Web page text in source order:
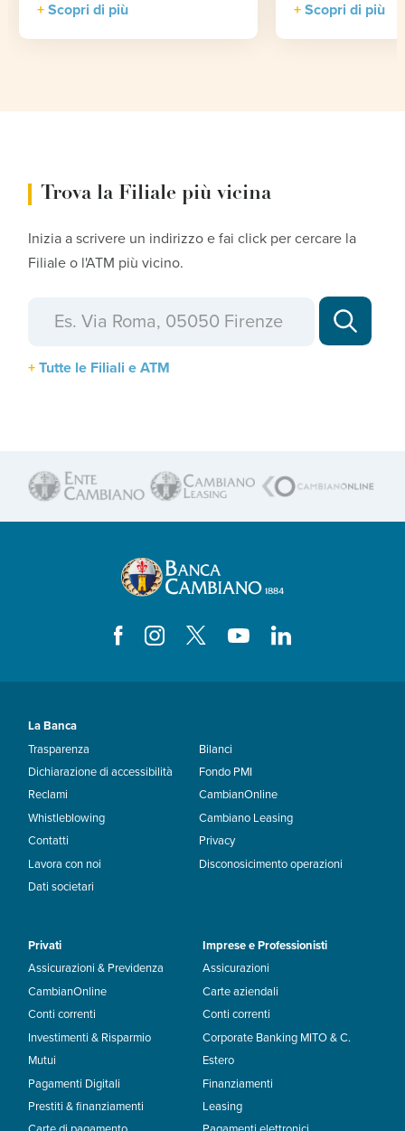
Scopri di più Scopri di più
Trova la Filiale più vicina
Inizia a scrivere un indirizzo e fai click per cercare la
Filiale o l'ATM più vicino.
Tutte le Filiali e ATM
La Banca
Trasparenza
Dichiarazione di accessibilità
Reclami
Whistleblowing
Contatti
Lavora con noi
Dati societari
Bilanci
Fondo PMI
CambianOnline
Cambiano Leasing
Privacy
Disconosicimento operazioni
Privati
Assicurazioni & Previdenza
CambianOnline
Conti correnti
Investimenti & Risparmio
Mutui
Pagamenti Digitali
Prestiti & finanziamenti
Imprese e Professionisti
Assicurazioni
Carte aziendali
Conti correnti
Corporate Banking MITO & C.
Estero
Finanziamenti
Leasing